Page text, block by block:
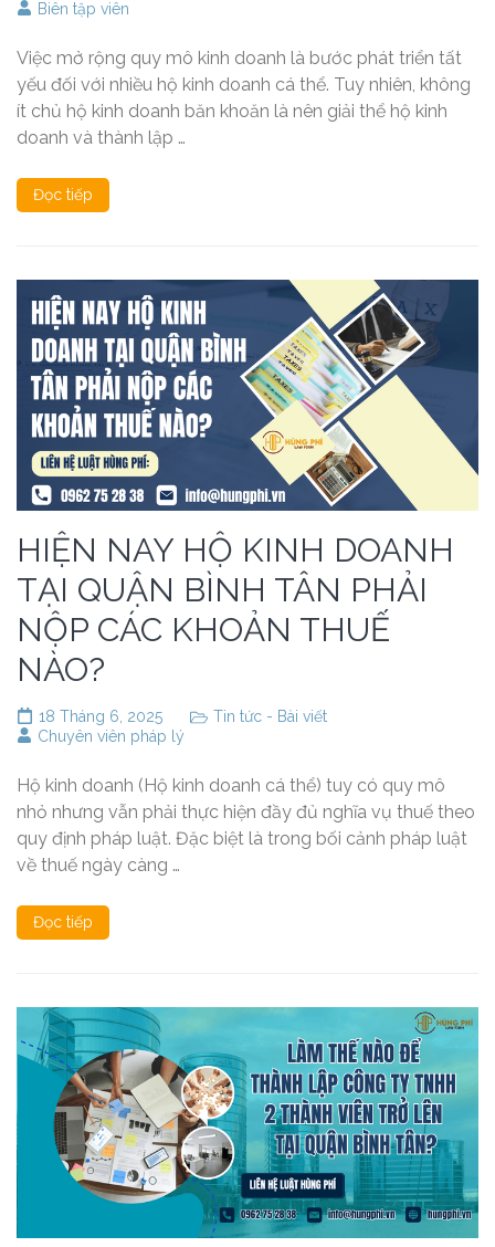
Biên tập viên
Việc mở rộng quy mô kinh doanh là bước phát triển tất
yếu đối với nhiều hộ kinh doanh cá thể. Tuy nhiên, không
ít chủ hộ kinh doanh băn khoăn là nên giải thể hộ kinh
doanh và thành lập …
Đọc tiếp
HIỆN NAY HỘ KINH DOANH
TẠI QUẬN BÌNH TÂN PHẢI
NỘP CÁC KHOẢN THUẾ
NÀO?
18 Tháng 6, 2025
Tin tức - Bài viết
Chuyên viên pháp lý
Hộ kinh doanh (Hộ kinh doanh cá thể) tuy có quy mô
nhỏ nhưng vẫn phải thực hiện đầy đủ nghĩa vụ thuế theo
quy định pháp luật. Đặc biệt là trong bối cảnh pháp luật
về thuế ngày càng …
Đọc tiếp